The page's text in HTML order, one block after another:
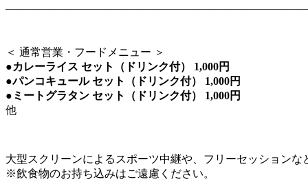
＜ 通常営業・フードメニュー ＞
●カレーライス セット（ドリンク付） 1,000円
●パンコキュール セット（ドリンク付） 1,000円
●ミートグラタン セット（ドリンク付） 1,000円
他
大型スクリーンによるスポーツ中継や、フリーセッションな
※飲食物のお持ち込みはご遠慮ください。